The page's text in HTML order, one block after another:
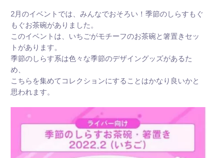
2月のイベントでは、みんなでおそろい！季節のしらすもぐ
もぐお茶碗がありました。
このイベントは、いちごがモチーフのお茶碗と箸置きセッ
トがあります。
季節のしらす系は色々な季節のデザイングッズがあるた
め、
こちらを集めてコレクションにすることはかなり良いかと
思われます。